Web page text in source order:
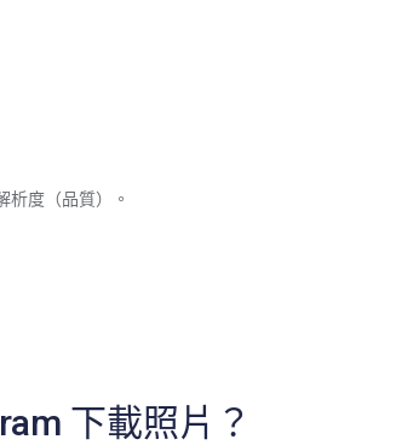
析度（品質）。
下載照片？